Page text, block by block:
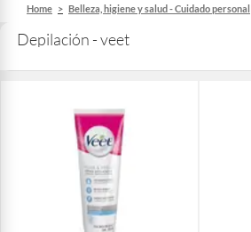
Home Belleza, higiene y salud - Cuidado personal
Depilación - veet